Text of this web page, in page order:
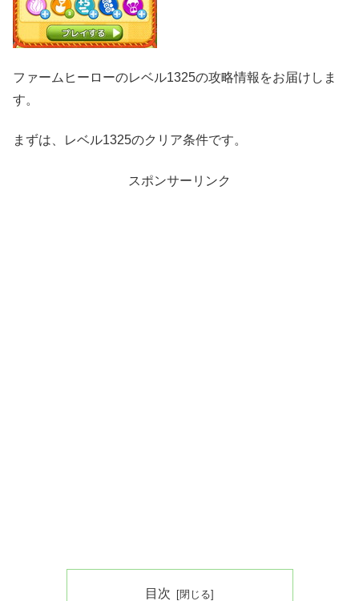
ファームヒーローのレベル1325の攻略情報をお届けしま
す。
まずは、レベル1325のクリア条件です。
スポンサーリンク
目次